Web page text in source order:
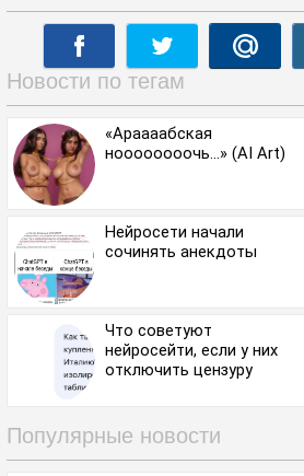
Новости по тегам
«Араааабская
ноооооооочь…» (AI Art)
Нейросети начали
сочинять анекдоты
Что советуют
нейросейти, если у них
отключить цензуру
Популярные новости